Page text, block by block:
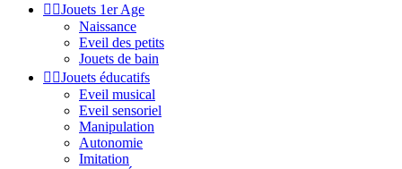
 Jouets 1er Age
Naissance
Eveil des petits
Jouets de bain
 Jouets éducatifs
Eveil musical
Eveil sensoriel
Manipulation
Autonomie
Imitation